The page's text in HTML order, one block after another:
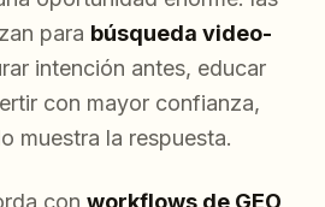
para búsqueda video-
intención antes, educar
con mayor confianza,
muestra la respuesta.
con workflows de GEO